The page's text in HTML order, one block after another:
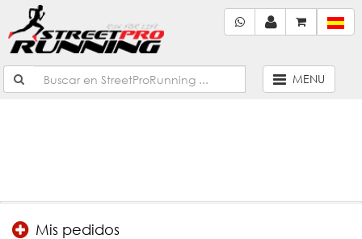
MENU
No encontrado!
Continuar
Mis pedidos